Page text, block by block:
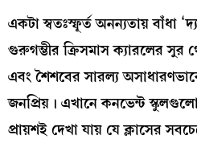
একটা স্বতঃস্ফূর্ত অনন্যতায় বাঁধা
গুরুগম্ভীর ক্রিসমাস ক্যারলের সুর
এবং শৈশবের সারল্য
জনপ্রিয়। এখানে কনভেন্ট
প্রায়শই দেখা যায় যে ক্লাসের